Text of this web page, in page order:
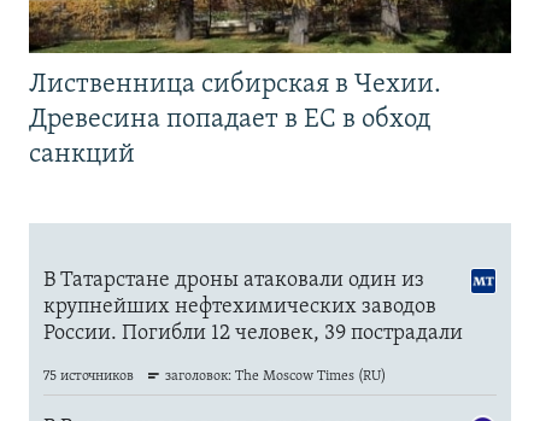
Лиственница сибирская в Чехии.
Древесина попадает в ЕС в обход
санкций